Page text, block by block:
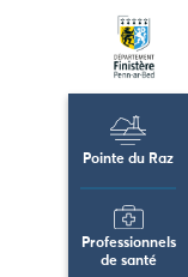
Pointe du Raz
Professionnels
de santé